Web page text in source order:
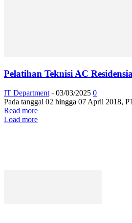
Pelatihan Teknisi AC
IT Department - 03/03/2025 0
Pada tanggal 02 hingga 07 April 2018,
Read more
Load more